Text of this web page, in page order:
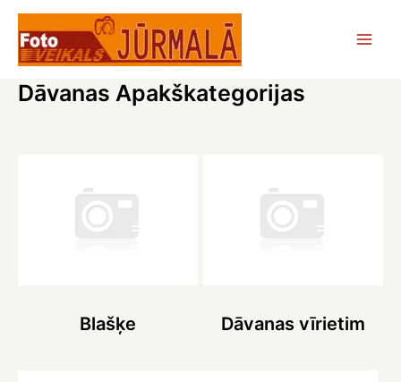
Skip
content
Dāvanas Apakškategorijas
Blašķe Dāvanas vīrietim